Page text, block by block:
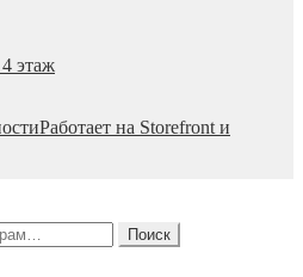
этаж
Работает на Storefront и
Поиск